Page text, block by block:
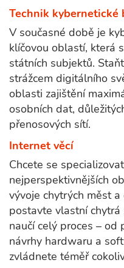
Technik kybernetické
V současné době je
klíčovou oblastí, která
státních subjektů.
strážcem digitálního
oblasti zajištění
osobních dat,
přenosových sítí.
Internet věcí
Chcete se
nejperspektivnějších
vývoje chytrých měst
postavte vlastní chytrá
naučí celý proces – od
návrhy hardwaru a
zvládnete téměř